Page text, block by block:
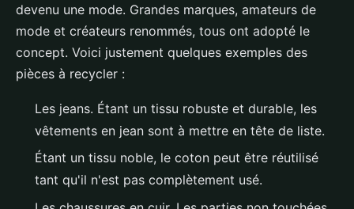
devenu une mode. Grandes marques, amateurs de
mode et créateurs renommés, tous ont adopté le
concept. Voici justement quelques exemples des
pièces à recycler :
Les jeans. Étant un tissu robuste et durable, les
vêtements en jean sont à mettre en tête de liste.
Étant un tissu noble, le coton peut être réutilisé
tant qu'il n'est pas complètement usé.